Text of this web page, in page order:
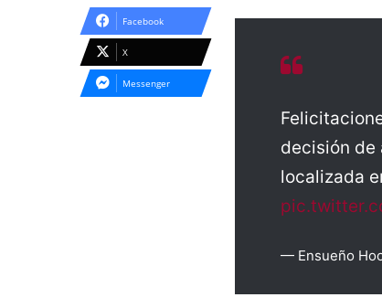
decisión de
localizada
— Ensueño
Facebook
X
Messenger